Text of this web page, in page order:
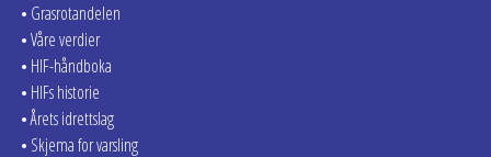
Grasrotandelen
Våre verdier
HIF-håndboka
HIFs historie
Årets idrettslag
Skjema for varsling